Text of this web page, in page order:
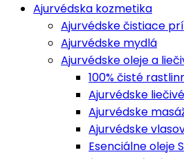
Ajurvédska kozmetika
Ajurvédske čistiace
Ajurvédske mydlá
Ajurvédske oleje a
100% čisté
Ajurvédske
Ajurvédske
Ajurvédske
Esenciálne oleje